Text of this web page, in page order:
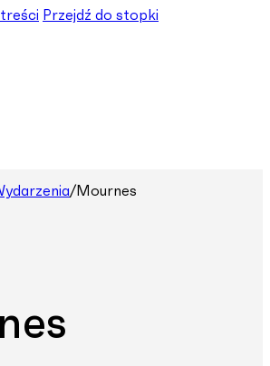
treści Przejdź do stopki
/Mournes